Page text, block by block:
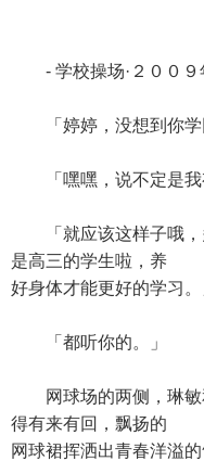
（１
- 学校操场·２００９
「婷婷，没想到你学
「嘿嘿，说不定是我
「就应该这样子哦，
是高三的学生啦，养
好身体才能更好的学习。
「都听你的。」
网球场的两侧，琳敏
得有来有回，飘扬的
网球裙挥洒出青春洋溢